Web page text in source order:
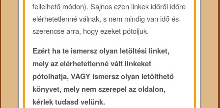
fellelhető módon). Sajnos ezen linkek időről időre
elérhetetlenné válnak, s nem mindig van idő és
szerencse arra, hogy ezeket pótoljuk.
Ezért ha te ismersz olyan letöltési linket,
mely az elérhetetlenné vált linkeket
pótolhatja, VAGY ismersz olyan letölthető
könyvet, mely nem szerepel az oldalon,
kérlek tudasd velünk.